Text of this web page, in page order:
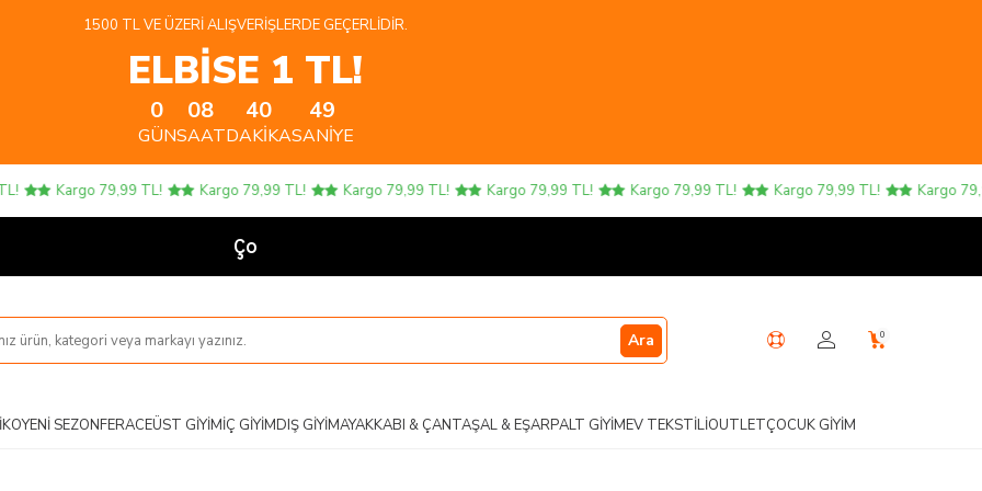
1500 TL VE ÜZERI ALIŞVERIŞLERDE GEÇERLIDIR.
ELBİSE 1 TL!
0
GÜN
08
SAAT
40
DAKIKA
49
SANIYE
Kargo 79,99 TL! Kargo 79,99 TL! Kargo 79,99 TL! Kargo 79,99 TL! Kargo 79,99 TL! Kargo 79,99 TL! Kargo 79,99
Çocuk Ü
Ara 0
YENI SEZONFERACEÜST GIYIMİÇ GIYIMDIŞ GIYIMAYAKKABI & ÇANTAŞAL & EŞARPALT GIYIMEV TEKSTILIOUTLETÇOCUK GIYIM